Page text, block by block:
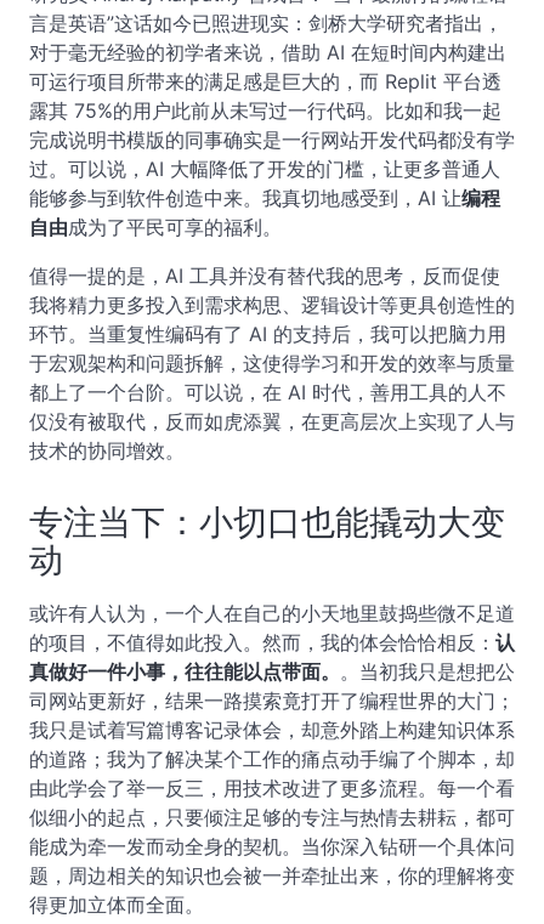
言是英语”这话如今已照进现实：剑桥大学研究者指出，
对于毫无经验的初学者来说，借助 AI 在短时间内构建出
可运行项目所带来的满足感是巨大的，而 Replit 平台透
露其 75%的用户此前从未写过一行代码。比如和我一起
完成说明书模版的同事确实是一行网站开发代码都没有学
过。可以说，AI 大幅降低了开发的门槛，让更多普通人
能够参与到软件创造中来。我真切地感受到，AI 让编程
自由成为了平民可享的福利。
值得一提的是，AI 工具并没有替代我的思考，反而促使
我将精力更多投入到需求构思、逻辑设计等更具创造性的
环节。当重复性编码有了 AI 的支持后，我可以把脑力用
于宏观架构和问题拆解，这使得学习和开发的效率与质量
都上了一个台阶。可以说，在 AI 时代，善用工具的人不
仅没有被取代，反而如虎添翼，在更高层次上实现了人与
技术的协同增效。
专注当下：小切口也能撬动大变
动
或许有人认为，一个人在自己的小天地里鼓捣些微不足道
的项目，不值得如此投入。然而，我的体会恰恰相反： 认
真做好一件小事，往往能以点带面。 。当初我只是想把公
司网站更新好，结果一路摸索竟打开了编程世界的大门；
我只是试着写篇博客记录体会，却意外踏上构建知识体系
的道路；我为了解决某个工作的痛点动手编了个脚本，却
由此学会了举一反三，用技术改进了更多流程。每一个看
似细小的起点，只要倾注足够的专注与热情去耕耘，都可
能成为牵一发而动全身的契机。当你深入钻研一个具体问
题，周边相关的知识也会被一并牵扯出来，你的理解将变
得更加立体而全面。